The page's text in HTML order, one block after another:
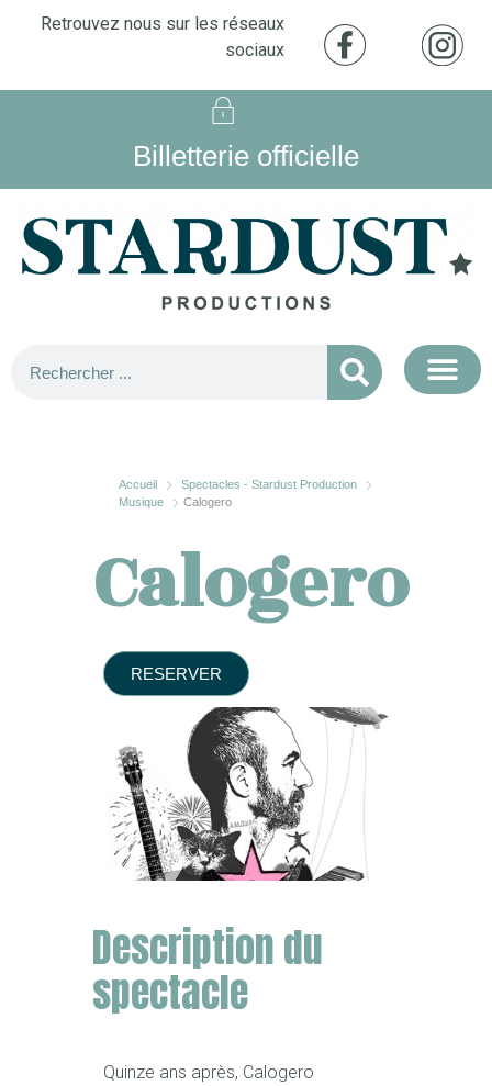
Retrouvez nous sur les réseaux
sociaux
Billetterie officielle
Accueil
Spectacles - Stardust Production
Musique
Calogero
Calogero
RESERVER
Description du
spectacle
Quinze ans après, Calogero